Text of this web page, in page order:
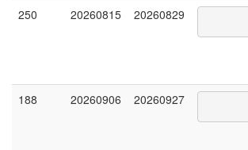
250 20260815 20260829
188 20260906 20260927